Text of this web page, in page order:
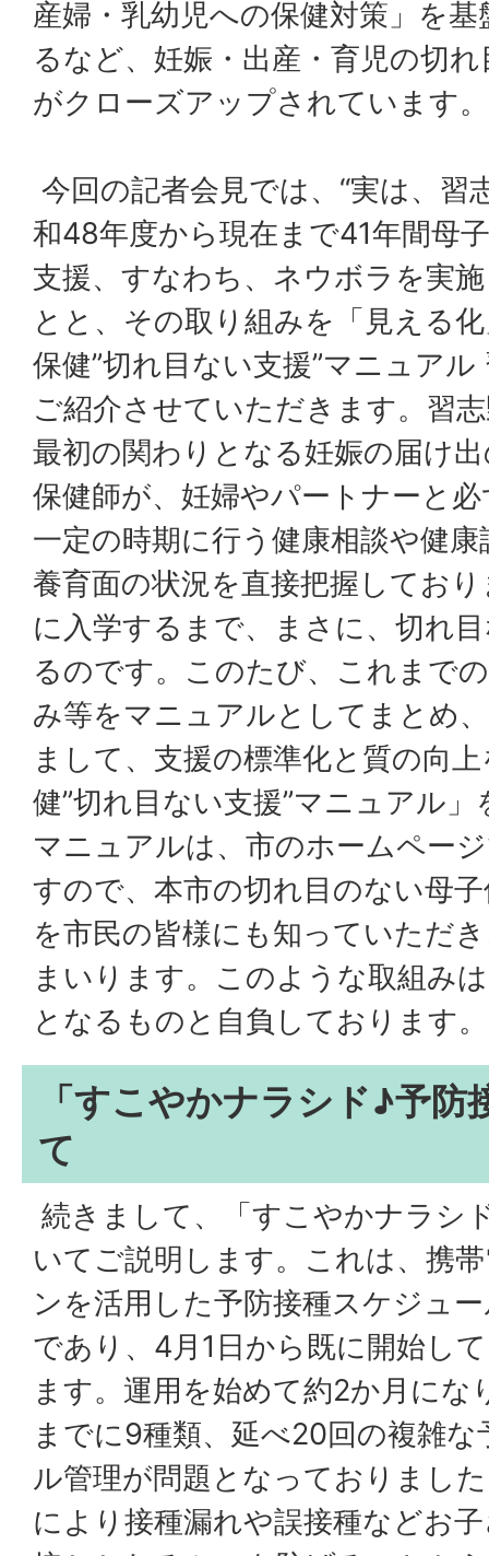
産婦・乳幼児への保健対策」を
るなど、妊娠・出産・育児の切
がクローズアップされています。
今回の記者会見では、“実は、習
和48年度から現在まで41年間母
支援、すなわち、ネウボラを実
とと、その取り組みを「見える
保健”切れ目ない支援”マニュア
ご紹介させていただきます。習
最初の関わりとなる妊娠の届け
保健師が、妊婦やパートナーと
一定の時期に行う健康相談や健
養育面の状況を直接把握してお
に入学するまで、まさに、切れ
るのです。このたび、これまで
み等をマニュアルとしてまとめ
まして、支援の標準化と質の向
健”切れ目ない支援”マニュアル
マニュアルは、市のホームペー
すので、本市の切れ目のない母
を市民の皆様にも知っていただ
まいります。このような取組み
となるものと自負しております。
「すこやかナラシド♪予防
て
続きまして、「すこやかナラシ
いてご説明します。これは、携
ンを活用した予防接種スケジュ
であり、4月1日から既に開始し
ます。運用を始めて約2か月に
までに9種類、延べ20回の複雑
ル管理が問題となっておりまし
により接種漏れや誤接種などお